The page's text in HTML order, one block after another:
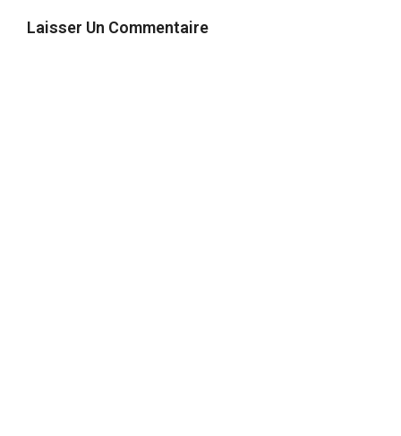
Laisser Un Commentaire